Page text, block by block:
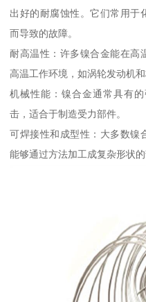
出好的耐腐蚀性。它们常用于
而导致的故障。
耐高温性：许多镍合金能在高
高温工作环境，如涡轮发动机和
机械性能：镍合金通常具有
击，适合于制造受力部件。
可焊接性和成型性：大多数镍
能够通过方法加工成复杂形状的